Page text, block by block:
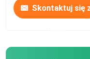
Skontaktuj się